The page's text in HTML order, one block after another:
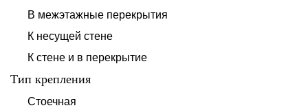
В межэтажные перекрытия
К несущей стене
К стене и в перекрытие
Тип крепления
Стоечная